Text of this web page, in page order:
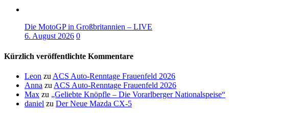
Die MotoGP in Großbritannien – LIVE
6. August 2026 0
Kürzlich veröffentlichte Kommentare
Leon zu ACS Auto-Renntage Frauenfeld 2026
Anna zu ACS Auto-Renntage Frauenfeld 2026
Max zu „Geliebte Knöpfle – Die Vorarlberger Nationalspeise“
daniel zu Der Neue Mazda CX-5